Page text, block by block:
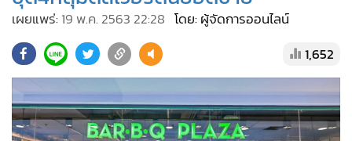
Online Section
• ผู้จัดการรายวัน
• คอลัมนิสต์
• ละคร
• CbizReview
เผยแพร่: 19 พ.ค. 2563 22:28 โดย: ผู้จัดการออนไลน์
1,652